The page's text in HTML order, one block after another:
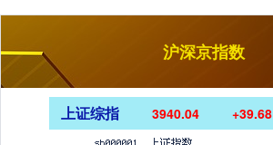
沪深京指数
上证综指 3940.04 +39.68